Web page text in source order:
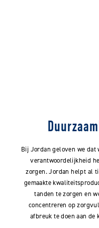
Bij Jordan geloven we dat
verantwoordelijkheid
zorgen. Jordan helpt al
gemaakte
tanden te zorgen en
concentreren op
afbreuk te doen aan